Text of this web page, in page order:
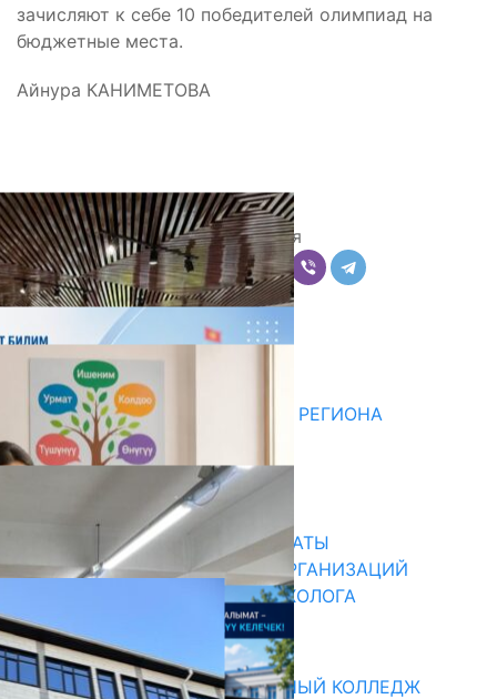
зачисляют к себе 10 победителей олимпиад на
бюджетные места.
Айнура КАНИМЕТОВА
Поделиться
Комментарии
Последние новости
ДЛЯ МЕТОДИСТОВ ЮЖНОГО РЕГИОНА
НАЧАЛОСЬ ОБУЧЕНИЕ
05.08.2026
В ПРИМЕРНЫЕ ТИПОВЫЕ ШТАТЫ
ОБЩЕОБРАЗОВАТЕЛЬНЫХ ОРГАНИЗАЦИЙ
ВВЕДЕНА ДОЛЖНОСТЬ ПСИХОЛОГА
31.07.2026
Абитуриент
БИШКЕКСКИЙ УНИВЕРСАЛЬНЫЙ КОЛЛЕДЖ